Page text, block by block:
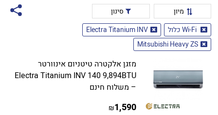
מיון
סינון
Wi-Fi כלול
Electra Titanium INV
Mitsubishi Heavy ZS
מזגן אלקטרה טיטניום אינוורטר
Electra Titanium INV 140 9,894BTU
– משלוח חינם
1,590
₪